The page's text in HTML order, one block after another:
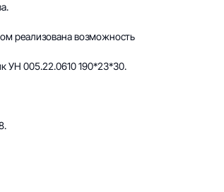
реализована возможность
УН 005.22.0610 190*23*30.